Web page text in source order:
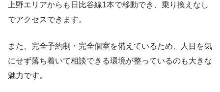
上野エリアからも日比谷線1本で移動でき、乗り換えなし
でアクセスできます。
また、完全予約制・完全個室を備えているため、人目を気
にせず落ち着いて相談できる環境が整っているのも大きな
魅力です。